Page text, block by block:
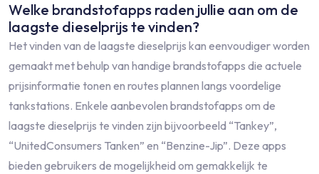
Welke brandstofapps raden jullie aan om de
laagste dieselprijs te vinden?
Het vinden van de laagste dieselprijs kan eenvoudiger worden
gemaakt met behulp van handige brandstofapps die actuele
prijsinformatie tonen en routes plannen langs voordelige
tankstations. Enkele aanbevolen brandstofapps om de
laagste dieselprijs te vinden zijn bijvoorbeeld “Tankey”,
“UnitedConsumers Tanken” en “Benzine-Jip”. Deze apps
bieden gebruikers de mogelijkheid om gemakkelijk te